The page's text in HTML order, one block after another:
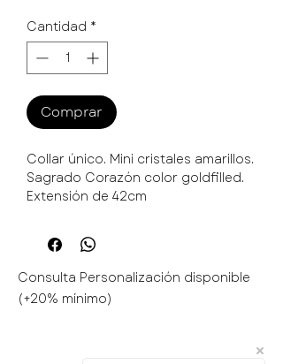
Cantidad *
Comprar
Collar único. Mini cristales amarillos.
Sagrado Corazón color goldfilled.
Extensión de 42cm
Consulta Personalización disponible
(+20% mínimo)